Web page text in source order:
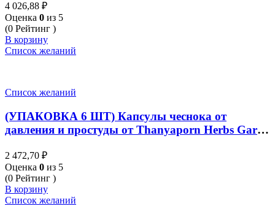
4 026,88 ₽
Оценка 0 из 5
(0 Рейтинг )
В корзину
Список желаний
Список желаний
(УПАКОВКА 6 ШТ) Капсулы чеснока от
давления и простуды от Thanyaporn Herbs Garlic
2 472,70 ₽
Оценка 0 из 5
(0 Рейтинг )
В корзину
Список желаний